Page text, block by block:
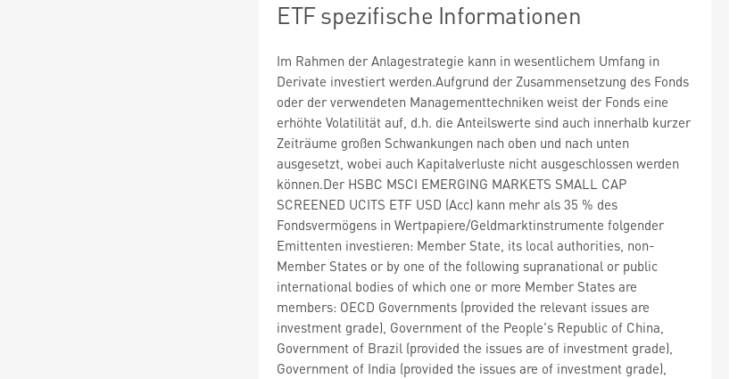
ETF spezifische Informationen
Im Rahmen der Anlagestrategie kann in wesentlichem Umfang in
Derivate investiert werden.Aufgrund der Zusammensetzung des Fonds
oder der verwendeten Managementtechniken weist der Fonds eine
erhöhte Volatilität auf, d.h. die Anteilswerte sind auch innerhalb kurzer
Zeiträume großen Schwankungen nach oben und nach unten
ausgesetzt, wobei auch Kapitalverluste nicht ausgeschlossen werden
können.Der HSBC MSCI EMERGING MARKETS SMALL CAP
SCREENED UCITS ETF USD (Acc) kann mehr als 35 % des
Fondsvermögens in Wertpapiere/Geldmarktinstrumente folgender
Emittenten investieren: Member State, its local authorities, non-
Member States or by one of the following supranational or public
international bodies of which one or more Member States are
members: OECD Governments (provided the relevant issues are
investment grade), Government of the People's Republic of China,
Government of Brazil (provided the issues are of investment grade),
Government of India (provided the issues are of investment grade),